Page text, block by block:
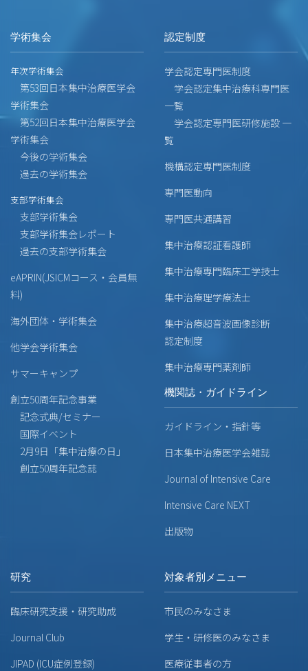
学術集会
年次学術集会
第53回日本集中治療医学会
学術集会
第52回日本集中治療医学会
学術集会
今後の学術集会
過去の学術集会
支部学術集会
支部学術集会
支部学術集会レポート
過去の支部学術集会
eAPRIN(JSICMコース・会員無
料)
海外団体・学術集会
他学会学術集会
サマーキャンプ
創立50周年記念事業
記念式典/セミナー
国際イベント
2月9日「集中治療の日」
創立50周年記念誌
認定制度
学会認定専門医制度
学会認定集中治療科専門医
一覧
学会認定専門医研修施設 一
覧
機構認定専門医制度
専門医動向
専門医共通講習
集中治療認証看護師
集中治療専門臨床工学技士
集中治療理学療法士
集中治療超音波画像診断
認定制度
集中治療専門薬剤師
機関誌・ガイドライン
ガイドライン・指針等
日本集中治療医学会雑誌
Journal of Intensive Care
Intensive Care NEXT
出版物
研究
臨床研究支援・研究助成
Journal Club
JIPAD (ICU症例登録)
対象者別メニュー
市民のみなさま
学生・研修医のみなさま
医療従事者の方